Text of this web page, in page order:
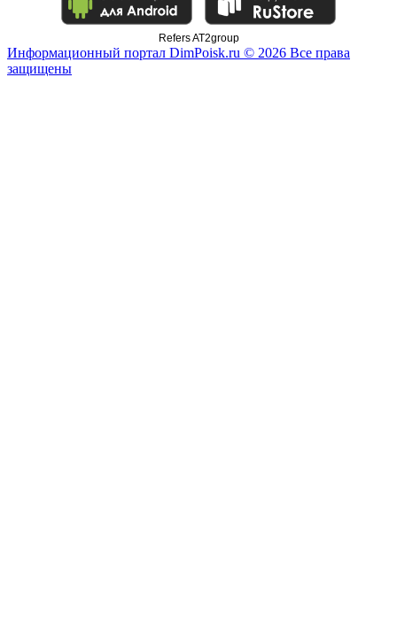
Refers AT2group
Информационный портал DimPoisk.ru © 2026 Все права
защищены